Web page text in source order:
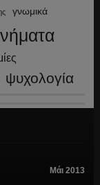
γνωμικά
ψυχολογία
Μάι 2013